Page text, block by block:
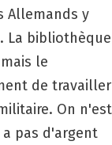
Allemands y
La bibliothèque
le
de travailler
On n'est
pas d'argent